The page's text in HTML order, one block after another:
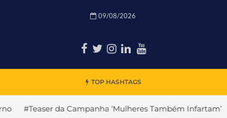
09/08/2026
TOP HASHTAGS
Campanha ‘Mulheres Também Infartam’ #Declínio